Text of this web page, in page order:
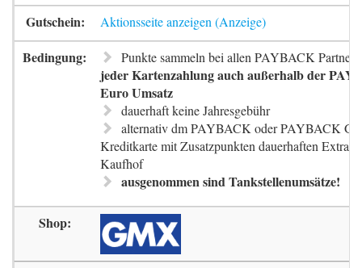
Aktionsseite anzeigen
Punkte sammeln bei allen PAYBACK
jeder Kartenzahlung auch außerhalb der
Euro Umsatz
dauerhaft keine Jahresgebühr
alternativ dm PAYBACK oder PAYBACK
Kreditkarte mit Zusatzpunkten dauerhaften Extra-
Kaufhof
ausgenommen sind Tankstellenumsätze!